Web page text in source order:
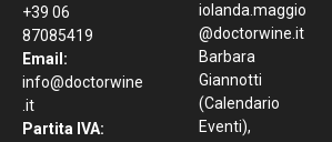
+39 06
87085419
Email:
info@doctorwine
.it
Partita IVA:
iolanda.maggio
@doctorwine.it
Barbara
Giannotti
(Calendario
Eventi),